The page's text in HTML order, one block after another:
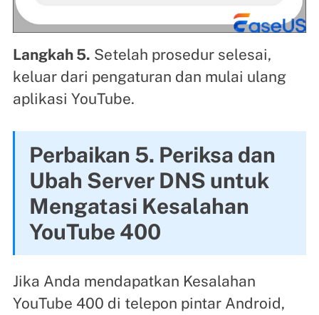
Langkah 5. Setelah prosedur selesai,
keluar dari pengaturan dan mulai ulang
aplikasi YouTube.
Perbaikan 5. Periksa dan
Ubah Server DNS untuk
Mengatasi Kesalahan
YouTube 400
Jika Anda mendapatkan Kesalahan
YouTube 400 di telepon pintar Android,